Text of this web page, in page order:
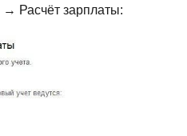
→ Расчёт зарплаты: